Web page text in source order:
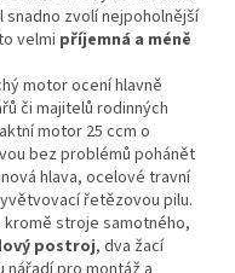
zvolí nejpoholnější
velmi příjemná a méně
motor ocení hlavně
či majitelů rodinných
motor 25 ccm o
bez problémů pohánět
hlava, ocelové travní
řetězovou pilu.
kromě stroje samotného,
postroj, dva žací